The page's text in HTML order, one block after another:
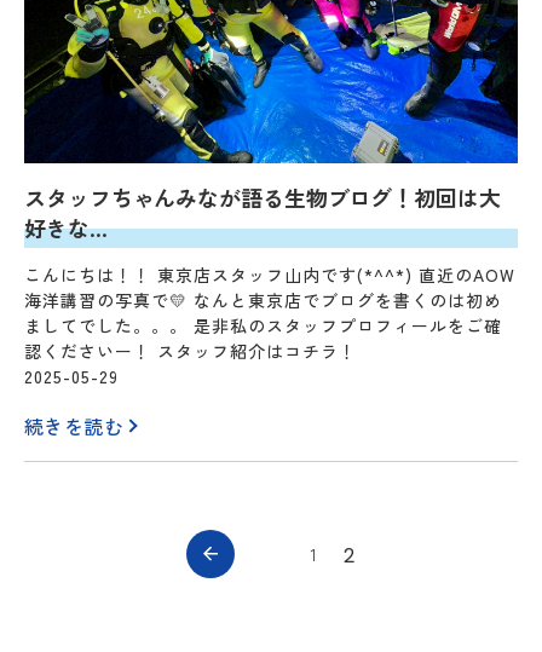
スタッフちゃんみなが語る生物ブログ！初回は大
好きな…
こんにちは！！ 東京店スタッフ山内です(*^^*) 直近のAOW
海洋講習の写真で💛 なんと東京店でブログを書くのは初め
ましてでした。。。 是非私のスタッフプロフィールをご確
認くださいー！ スタッフ紹介はコチラ！
2025-05-29
続きを読む
1 2